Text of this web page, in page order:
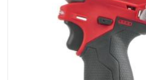
• Poziom natężenia hałasu: 95,7 dB(A)
• Poziom ciśnienia akustycznego: 84,7 dB(A)
• Typ akumulatora : Li-ion
• Ilość akumulatorów: 0